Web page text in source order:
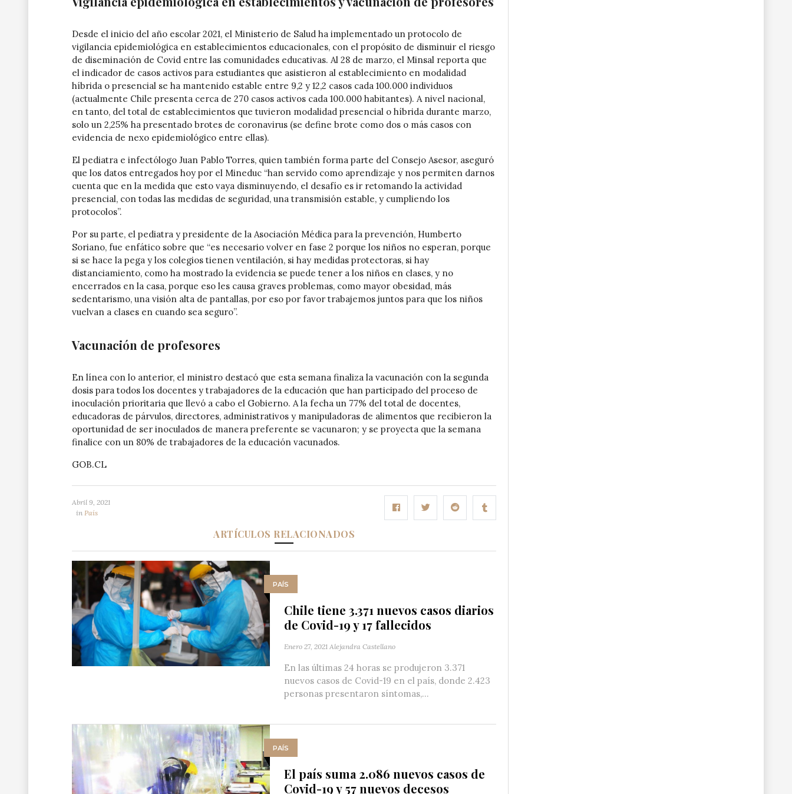
Desde el inicio del año escolar 2021, el Ministerio de Salud ha implementado un protocolo de
vigilancia epidemiológica en establecimientos educacionales, con el propósito de disminuir el riesgo
de diseminación de Covid entre las comunidades educativas. Al 28 de marzo, el Minsal reporta que
el indicador de casos activos para estudiantes que asistieron al establecimiento en modalidad
híbrida o presencial se ha mantenido estable entre 9,2 y 12,2 casos cada 100.000 individuos
(actualmente Chile presenta cerca de 270 casos activos cada 100.000 habitantes). A nivel nacional,
en tanto, del total de establecimientos que tuvieron modalidad presencial o híbrida durante marzo,
solo un 2,25% ha presentado brotes de coronavirus (se define brote como dos o más casos con
evidencia de nexo epidemiológico entre ellas).
El pediatra e infectólogo Juan Pablo Torres, quien también forma parte del Consejo Asesor, aseguró
que los datos entregados hoy por el Mineduc “han servido como aprendizaje y nos permiten darnos
cuenta que en la medida que esto vaya disminuyendo, el desafío es ir retomando la actividad
presencial, con todas las medidas de seguridad, una transmisión estable, y cumpliendo los
protocolos”.
Por su parte, el pediatra y presidente de la Asociación Médica para la prevención, Humberto
Soriano, fue enfático sobre que “es necesario volver en fase 2 porque los niños no esperan, porque
si se hace la pega y los colegios tienen ventilación, si hay medidas protectoras, si hay
distanciamiento, como ha mostrado la evidencia se puede tener a los niños en clases, y no
encerrados en la casa, porque eso les causa graves problemas, como mayor obesidad, más
sedentarismo, una visión alta de pantallas, por eso por favor trabajemos juntos para que los niños
vuelvan a clases en cuando sea seguro”.
Vacunación de profesores
En línea con lo anterior, el ministro destacó que esta semana finaliza la vacunación con la segunda
dosis para todos los docentes y trabajadores de la educación que han participado del proceso de
inoculación prioritaria que llevó a cabo el Gobierno. A la fecha un 77% del total de docentes,
educadoras de párvulos, directores, administrativos y manipuladoras de alimentos que recibieron la
oportunidad de ser inoculados de manera preferente se vacunaron; y se proyecta que la semana
finalice con un 80% de trabajadores de la educación vacunados.
GOB.CL
Abril 9, 2021
in País
ARTÍCULOS RELACIONADOS
PAÍS
Chile tiene 3.371 nuevos casos diarios
de Covid-19 y 17 fallecidos
Enero 27, 2021 Alejandra Castellano
En las últimas 24 horas se produjeron 3.371
nuevos casos de Covid-19 en el país, donde 2.423
personas presentaron síntomas,...
PAÍS
El país suma 2.086 nuevos casos de
Covid-19 y 57 nuevos decesos